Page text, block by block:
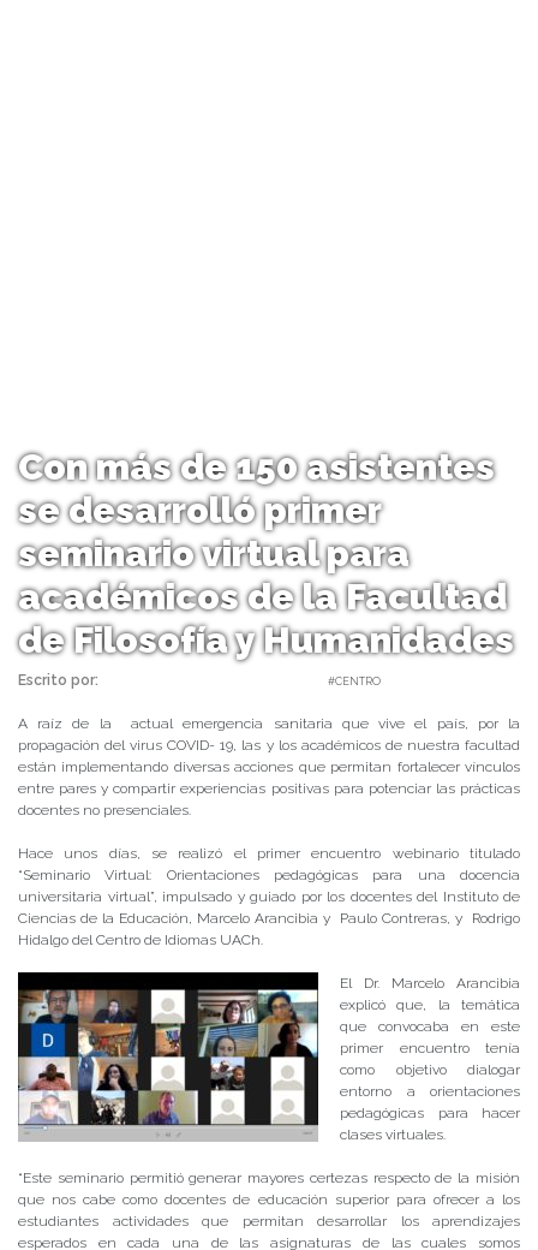
Con más de 150 asistentes
se desarrolló primer
seminario virtual para
académicos de la Facultad
de Filosofía y Humanidades
Escrito por: #CENTRO
A raíz de la actual emergencia sanitaria que vive el país, por la
propagación del virus COVID- 19, las y los académicos de nuestra facultad
están implementando diversas acciones que permitan fortalecer vínculos
entre pares y compartir experiencias positivas para potenciar las prácticas
docentes no presenciales.
Hace unos días, se realizó el primer encuentro webinario titulado
“Seminario Virtual: Orientaciones pedagógicas para una docencia
universitaria virtual”, impulsado y guiado por los docentes del Instituto de
Ciencias de la Educación, Marcelo Arancibia y Paulo Contreras, y Rodrigo
Hidalgo del Centro de Idiomas UACh.
El Dr. Marcelo Arancibia
explicó que, la temática
que convocaba en este
primer encuentro tenía
como objetivo dialogar
entorno a orientaciones
pedagógicas para hacer
clases virtuales.
“Este seminario permitió generar mayores certezas respecto de la misión
que nos cabe como docentes de educación superior para ofrecer a los
estudiantes actividades que permitan desarrollar los aprendizajes
esperados en cada una de las asignaturas de las cuales somos